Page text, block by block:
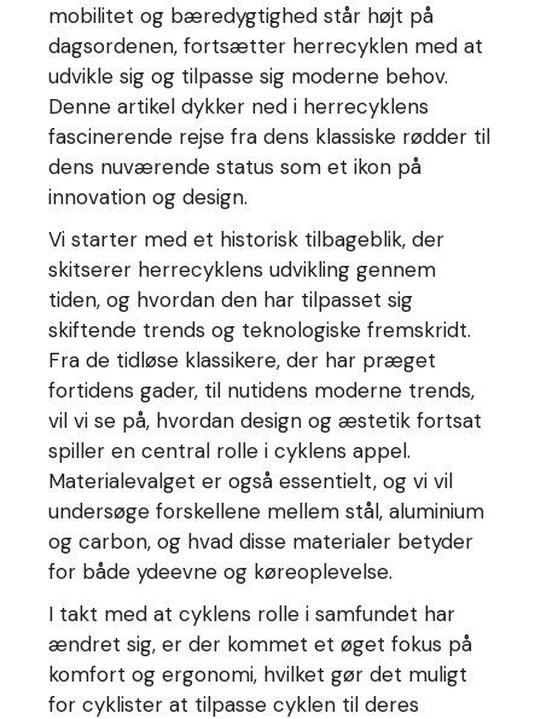
mobilitet og bæredygtighed står højt på
dagsordenen, fortsætter herrecyklen med at
udvikle sig og tilpasse sig moderne behov.
Denne artikel dykker ned i herrecyklens
fascinerende rejse fra dens klassiske rødder til
dens nuværende status som et ikon på
innovation og design.
Vi starter med et historisk tilbageblik, der
skitserer herrecyklens udvikling gennem
tiden, og hvordan den har tilpasset sig
skiftende trends og teknologiske fremskridt.
Fra de tidløse klassikere, der har præget
fortidens gader, til nutidens moderne trends,
vil vi se på, hvordan design og æstetik fortsat
spiller en central rolle i cyklens appel.
Materialevalget er også essentielt, og vi vil
undersøge forskellene mellem stål, aluminium
og carbon, og hvad disse materialer betyder
for både ydeevne og køreoplevelse.
I takt med at cyklens rolle i samfundet har
ændret sig, er der kommet et øget fokus på
komfort og ergonomi, hvilket gør det muligt
for cyklister at tilpasse cyklen til deres